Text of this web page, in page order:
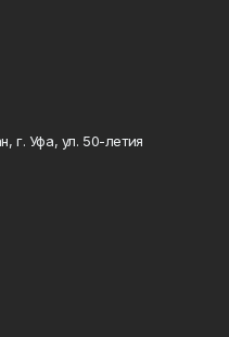
г. Уфа, ул. 50-летия